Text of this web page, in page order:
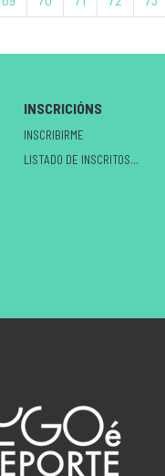
INSCRICIÓNS
INSCRIBIRME
LISTADO DE INSCRITOS NO CIRCUÍTO